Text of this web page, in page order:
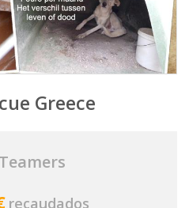
Greece
Teamers
recaudados